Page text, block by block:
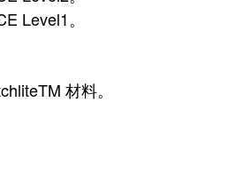
Level1。
材料。